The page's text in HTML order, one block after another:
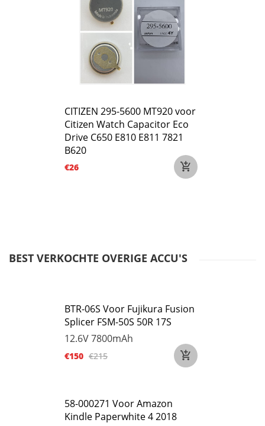
CITIZEN 295-5600 MT920 voor
Citizen Watch Capacitor Eco
Drive C650 E810 E811 7821
B620
€26
BEST VERKOCHTE OVERIGE ACCU'S
BTR-06S Voor Fujikura Fusion
Splicer FSM-50S 50R 17S
12.6V7800mAh
€150 €215
58-000271 Voor Amazon
Kindle Paperwhite 4 2018